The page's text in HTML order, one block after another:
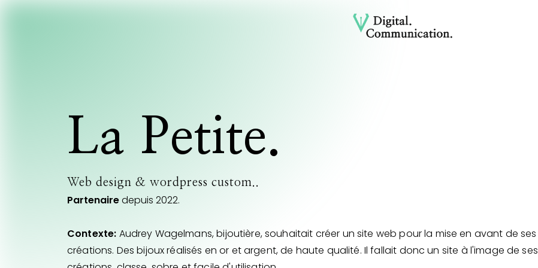
La Petite.
Web design & wordpress custom..
Partenairedepuis 2022.
Contexte: Audrey Wagelmans, bijoutière, souhaitait créer un site web pour la mise en avant de ses
créations. Des bijoux réalisés en or et argent, de haute qualité. Il fallait donc un site à l'image de ses